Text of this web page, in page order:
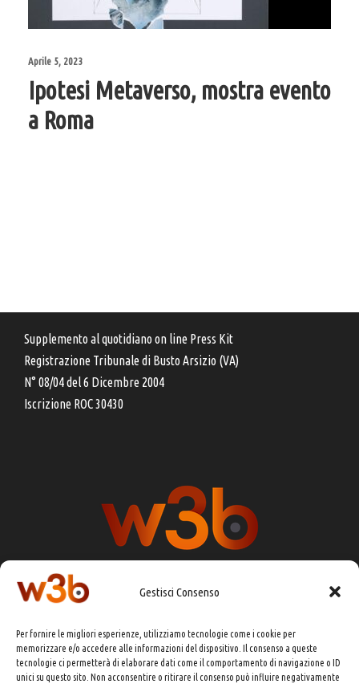
Gestisci Consenso
Per fornire le migliori esperienze, utilizziamo tecnologie come i cookie per
memorizzare e/o accedere alle informazioni del dispositivo. Il consenso a queste
tecnologie ci permetterà di elaborare dati come il comportamento di navigazione o ID
unici su questo sito. Non acconsentire o ritirare il consenso può influire negativamente
Aprile 5, 2023
Ipotesi Metaverso, mostra evento
a Roma
Supplemento al quotidiano on line Press Kit
Registrazione Tribunale di Busto Arsizio (VA)
N° 08/04 del 6 Dicembre 2004
Iscrizione ROC 30430
DIRETTORE RESPONSABILE:
CHIARA PORTA
REDAZIONE & GRAFICA:EOIPSO.IT
EDITORE:EOIPSO.IT